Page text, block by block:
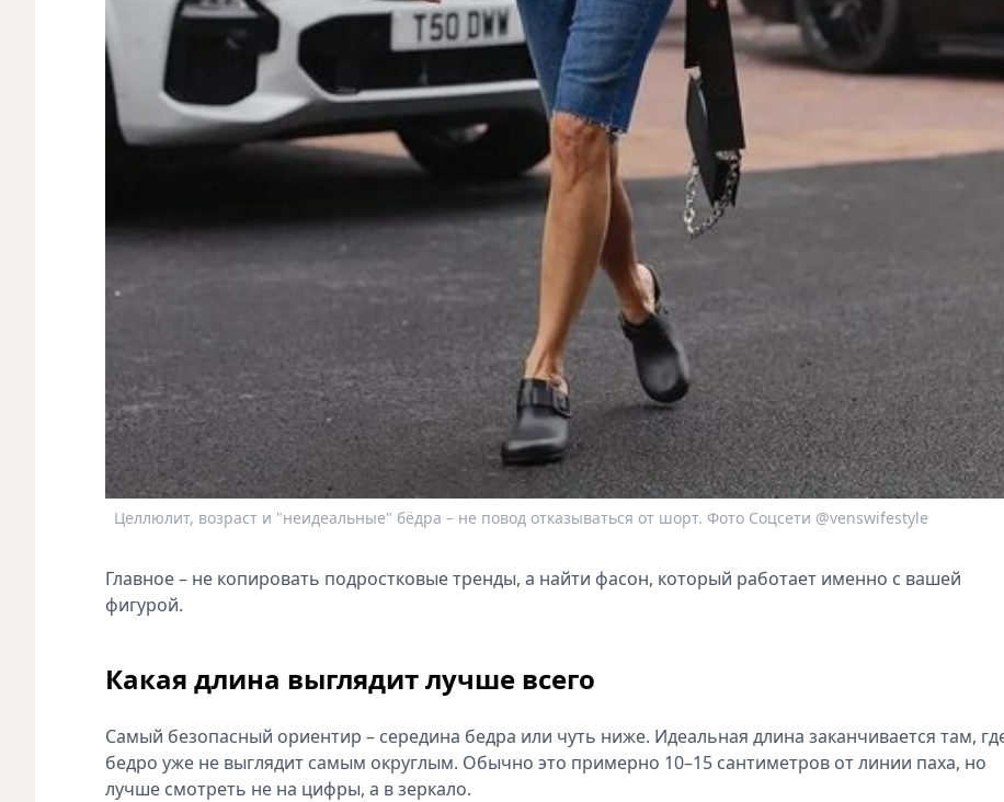
Целлюлит, возраст и "неидеальные" бёдра – не повод отказываться от шорт. Фото Соцсети @venswifestyle
Главное – не копировать подростковые тренды, а найти фасон, который работает именно с вашей
фигурой.
Какая длина выглядит лучше всего
Самый безопасный ориентир – середина бедра или чуть ниже. Идеальная длина заканчивается там,
бедро уже не выглядит самым округлым. Обычно это примерно 10–15 сантиметров от линии паха, но
лучше смотреть не на цифры, а в зеркало.